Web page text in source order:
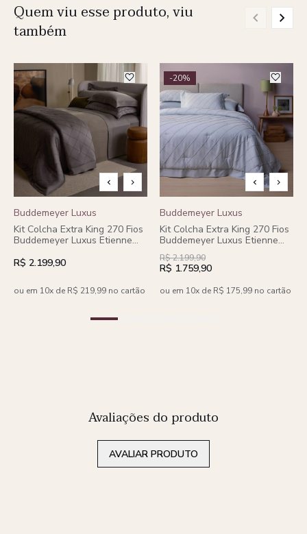
Quem viu esse produto, viu
também
Buddemeyer Luxus
Kit Colcha Extra King 270 Fios
Buddemeyer Luxus Etienne
peças
R$ 2.199,90
ou em 10x de R$ 219,99 no cartão
-20%
Buddemeyer Luxus
Kit Colcha Extra King 270 Fios
Buddemeyer Luxus Etienne
100% Algodão Penteado Azul
3 peças
R$ 2.199,90
R$ 1.759,90
ou em 10x de R$ 175,99 no cartão
Avaliações do produto
AVALIAR PRODUTO